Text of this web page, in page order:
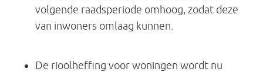
volgende raadsperiode omhoog, zodat deze
van inwoners omlaag kunnen.
De rioolheffing voor woningen wordt nu